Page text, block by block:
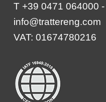
T +39 0471 064000
info@trattereng.com
VAT: 01674780216